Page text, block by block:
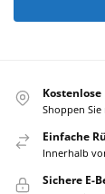
Shoppen
Einfache
Innerhalb
Sichere E-